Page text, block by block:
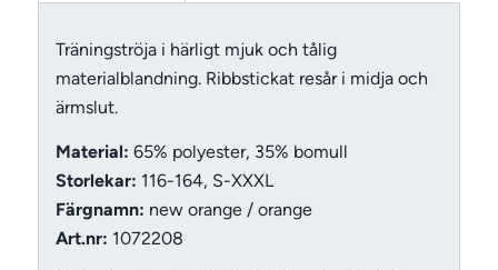
Träningströja i härligt mjuk och tålig
materialblandning. Ribbstickat resår i midja och
ärmslut.
Material: 65% polyester, 35% bomull
Storlekar: 116-164, S-XXXL
Färgnamn: new orange / orange
Art.nr: 1072208